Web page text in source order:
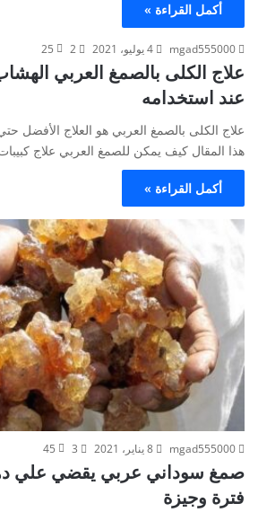
أكمل القراءة »
mgad555000 4 يوليو، 2021 2
25
علاج الكلى بالصمغ العربي
عند استخدامه
علاج الكلى بالصمغ العربي هو العلاج
هذا المقال كيف يمكن للصمغ العربي علاج
أكمل القراءة »
mgad555000 8 يناير، 2021 3
45
صمغ سوداني عربي يقضي علي
فترة وجيزة